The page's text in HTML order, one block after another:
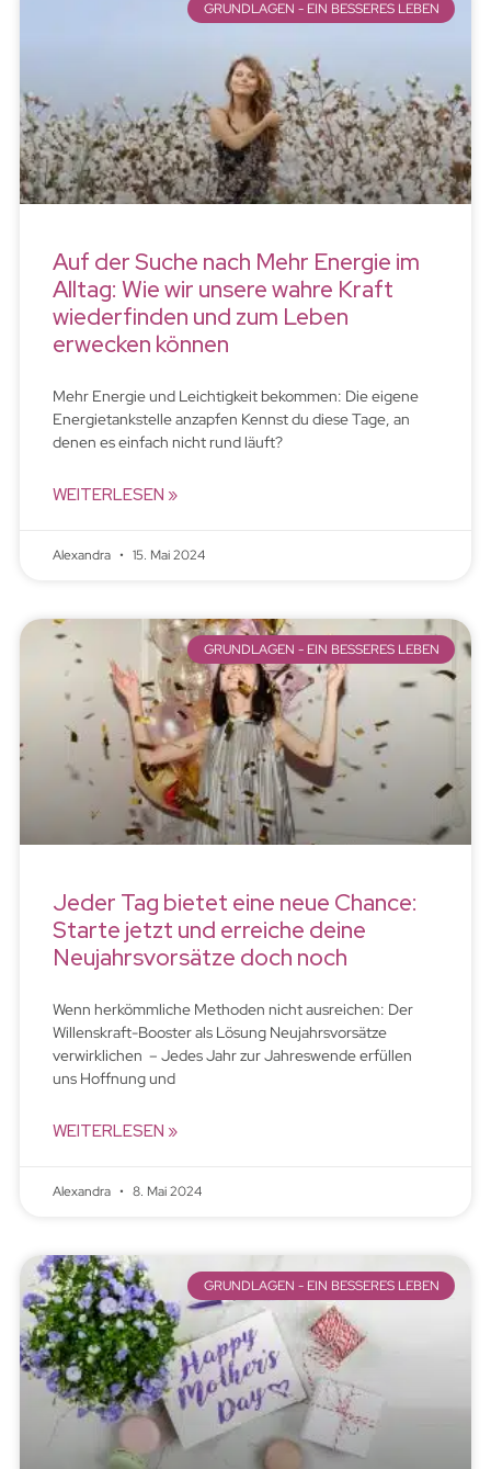
GRUNDLAGEN - EIN BESSERES LEBEN
Auf der Suche nach Mehr Energie im
Alltag: Wie wir unsere wahre Kraft
wiederfinden und zum Leben
erwecken können
Mehr Energie und Leichtigkeit bekommen: Die eigene
Energietankstelle anzapfen Kennst du diese Tage, an
denen es einfach nicht rund läuft?
WEITERLESEN »
Alexandra 15. Mai 2024
GRUNDLAGEN - EIN BESSERES LEBEN
Jeder Tag bietet eine neue Chance:
Starte jetzt und erreiche deine
Neujahrsvorsätze doch noch
Wenn herkömmliche Methoden nicht ausreichen: Der
Willenskraft-Booster als Lösung Neujahrsvorsätze
verwirklichen – Jedes Jahr zur Jahreswende erfüllen
uns Hoffnung und
WEITERLESEN »
Alexandra 8. Mai 2024
GRUNDLAGEN - EIN BESSERES LEBEN